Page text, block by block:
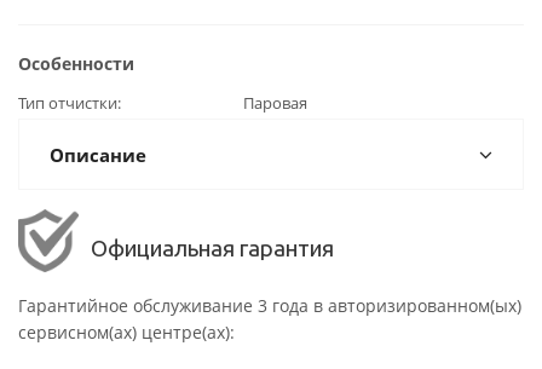
Особенности
Тип отчистки Паровая
Описание
Официальная гарантия
Гарантийное обслуживание 3 года в авторизированном(ых)
сервисном(ах) центре(ах):